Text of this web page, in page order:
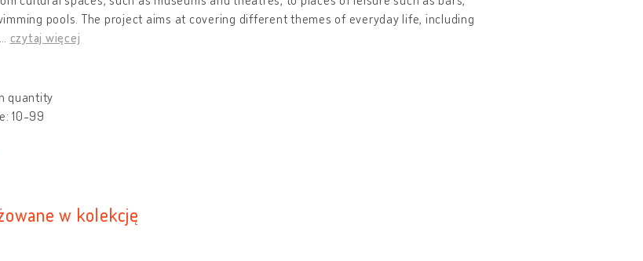
pools. The project aims at covering different themes of everyday life, including
czytaj więcej
quantity
10-99
w kolekcję